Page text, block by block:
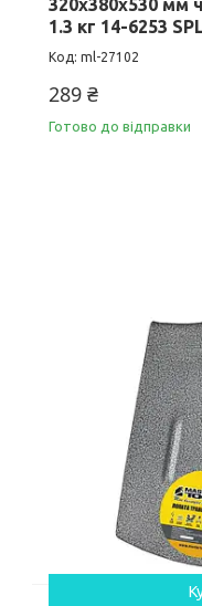
320х380х530 мм
1.3 кг 14-6253
ml-27102
289 ₴
Готово до відправки